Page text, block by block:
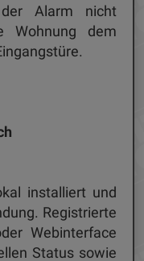
Alarm nicht
Wohnung dem
installiert und
Registrierte
Webinterface
Status sowie